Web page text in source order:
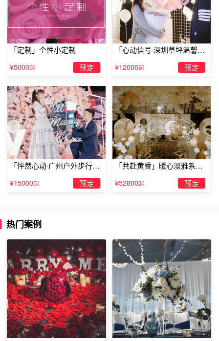
求婚需要准备什么3、求婚礼物
物。选择一款符合女孩儿心思的精致礼物，会让求婚气氛更
浓，让女孩儿更感受到你的细腻。至于礼物，可以是衣服，
可以是工艺品，可以是她爱的红酒，可以是演唱会门票，也
可以是一次跨国旅行的机票……
求婚需要准备什么4、求婚场地
求婚当然要有场地。当然，这和自己的求婚策划要完美结合
起来。如果是想要在电影院求婚，就要提前预定两张电影
婚，那就先收拾一下家里吧。
「定制」个性小定制
¥5000起 预定
「心动信号·深圳草坪温馨求
¥12000起 预定
「怦然心动·广州户外步行街
求婚」
¥15000起 预定
「共赴黄昏」暖心淡雅系求
婚仪式
¥52800起 预定
热门案例